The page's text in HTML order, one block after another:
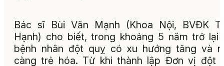
Bác sĩ Bùi Văn Mạnh (Khoa Nội, BVĐK
Hạnh) cho biết, trong khoảng 5 năm trở lại
bệnh nhân đột quỵ có xu hướng tăng và
càng trẻ hóa. Từ khi thành lập Đơn vị đột